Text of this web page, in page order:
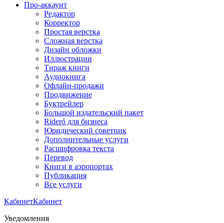
Про-аккаунт
Редактор
Корректор
Простая верстка
Сложная верстка
Дизайн обложки
Иллюстрации
Тираж книги
Аудиокнига
Офлайн-продажи
Продвижение
Буктрейлер
Большой издательский пакет
Rideró для бизнеса
Юридический советник
Дополнительные услуги
Расшифровка текста
Перевод
Книги в аэропортах
Публикация
Все услуги
КабинетКабинет
Уведомления